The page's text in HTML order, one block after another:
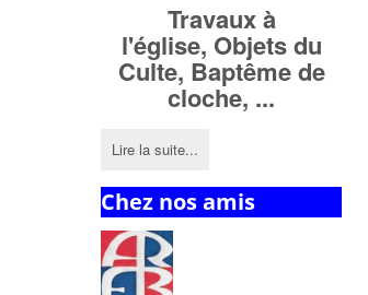
Travaux à
l'église, Objets du
Culte, Baptême de
cloche, ...
Lire la suite...
Chez nos amis